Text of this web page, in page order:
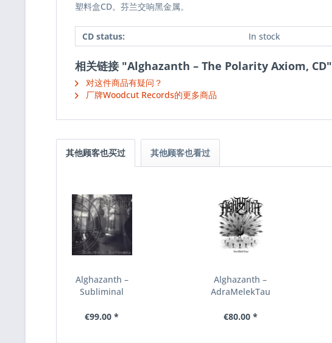
塑料盒CD。芬兰交响黑金属。
CD status: In stock
相关链接 "Alghazanth ‎– The Polarity Axiom, CD"
对这件商品有疑问？
厂牌Woodcut Records的更多商品
其他顾客也买过 其他顾客也看过
Alghazanth ‎–
Subliminal
€99.00 *
Alghazanth ‎–
AdraMelekTaus,
€80.00 *